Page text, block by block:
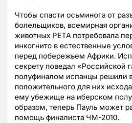
Чтобы спасти осьминога от
болельщиков, всемирная
животных PETA потребовала
инкогнито в естественные
перед побережьем Африки.
секрету поведал «Российской
полуфиналом испанцы решили
положительного для них
ему убежище на иберском
образом, теперь Пауль может
помощь финалиста ЧМ-2010.